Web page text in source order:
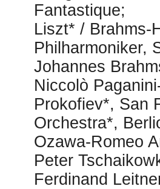
Fantastique;
Liszt* / Brahms-
Philharmoniker,
Johannes
Niccolò
Prokofiev*, San
Orchestra*,
Ozawa-Romeo
Peter
Ferdinand